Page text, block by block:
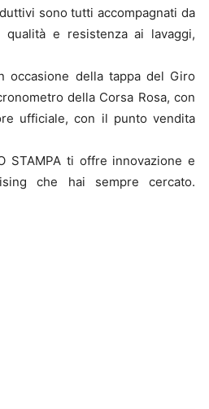
sono tutti accompagnati da
qualità e resistenza ai lavaggi,
occasione della tappa del Giro
della Corsa Rosa, con
ufficiale, con il punto vendita
STAMPA ti offre innovazione e
che hai sempre cercato.